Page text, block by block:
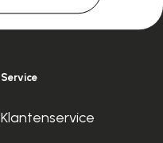
Service
Klantenservice